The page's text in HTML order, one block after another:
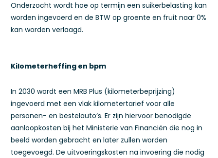
Onderzocht wordt hoe op termijn een suikerbelasting kan
worden ingevoerd en de BTW op groente en fruit naar 0%
kan worden verlaagd.
Kilometerheffing en bpm
In 2030 wordt een MRB Plus (kilometerbeprijzing)
ingevoerd met een vlak kilometertarief voor alle
personen- en bestelauto’s. Er zijn hiervoor benodigde
aanloopkosten bij het Ministerie van Financiën die nog in
beeld worden gebracht en later zullen worden
toegevoegd. De uitvoeringskosten na invoering die nodig